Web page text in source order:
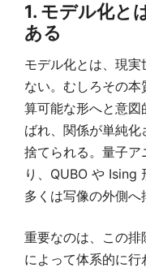
1. モデル化と
ある
モデル化とは、現
ない。むしろその
算可能な形へと意
ばれ、関係が単純化
捨てられる。量子
り、QUBO や Ising
多くは写像の外側へ
重要なのは、この
によって体系的に